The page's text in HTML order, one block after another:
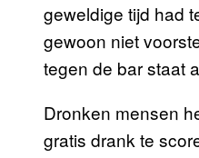
geweldige tijd had
gewoon niet
tegen de bar staat
Dronken mensen
gratis drank te